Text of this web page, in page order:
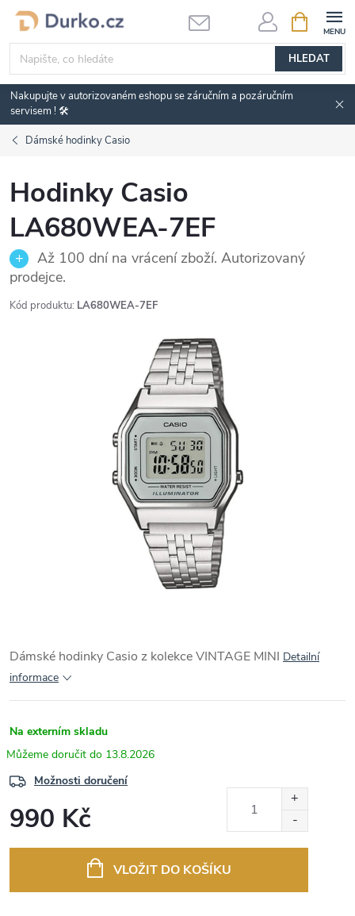
Přejít
obsah
HLEDAT
NÁKUPNÍ
KOŠÍK
Nakupujte v autorizovaném eshopu se záručním a pozáručním
servisem ! 🛠️
Dámské hodinky Casio
Hodinky Casio
LA680WEA-7EF
Až 100 dní na vrácení zboží. Autorizovaný
prodejce.
Kód produktu: LA680WEA-7EF
Dámské hodinky Casio z kolekce VINTAGE MINI Detailní
informace
Na externím skladu
13.8.2026
Možnosti doručení
990 Kč
VLOŽIT DO KOŠÍKU